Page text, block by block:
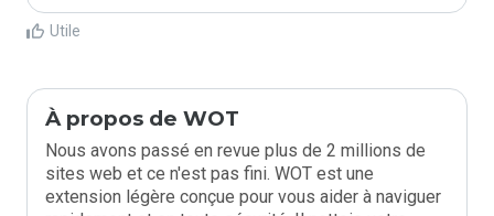
Utile
À propos de WOT
Nous avons passé en revue plus de 2 millions de
sites web et ce n'est pas fini. WOT est une
extension légère conçue pour vous aider à naviguer